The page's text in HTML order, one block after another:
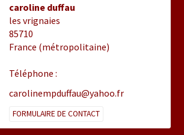
caroline duffau
les vrignaies
85710
France (métropolitaine)
Téléphone :
carolinempduffau@yahoo.fr
FORMULAIRE DE CONTACT